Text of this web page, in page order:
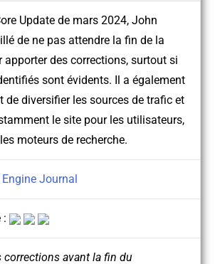
Update de mars 2024, John
de ne pas attendre la fin de la
apporter des corrections, surtout si
sont évidents. Il a également
de diversifier les sources de trafic et
le site pour les utilisateurs,
moteurs de recherche.
Journal
:
corrections avant la fin du